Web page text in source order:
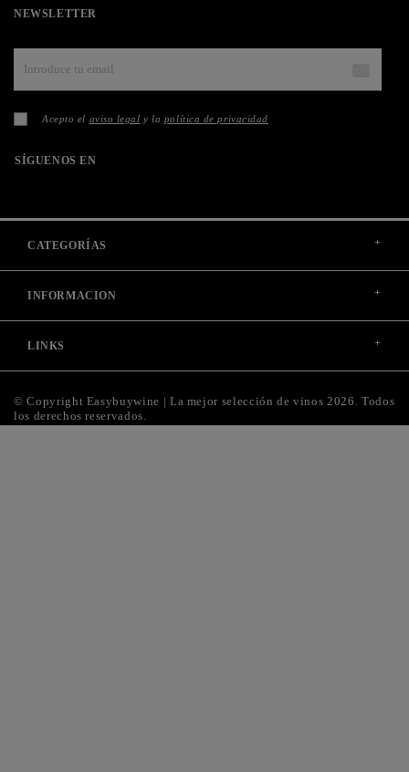
CATEGORÍAS +
INFORMACION +
LINKS +
NEWSLETTER
Acepto el aviso legal y la política de privacidad
SÍGUENOS EN
© Copyright Easybuywine | La mejor selección de vinos 2026. Todos
los derechos reservados.